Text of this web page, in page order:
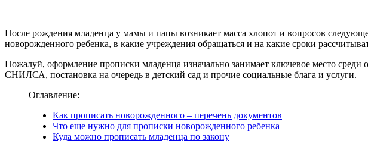
После рождения младенца у мамы и папы возникает масса хлопот и вопросов
новорожденного ребенка, в какие учреждения обращаться и на какие сроки
Пожалуй, оформление прописки младенца изначально занимает ключевое место
СНИЛСА, постановка на очередь в детский сад и прочие социальные блага и услуги.
Оглавление:
Как прописать новорожденного – перечень документов
Что еще нужно для прописки новорожденного ребенка
Куда можно прописать младенца по закону